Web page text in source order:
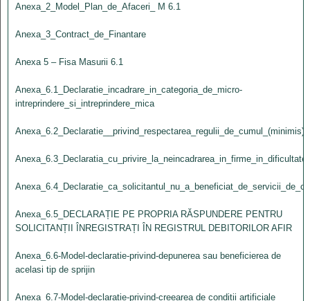
Anexa_2_Model_Plan_de_Afaceri_ M 6.1
Anexa_3_Contract_de_Finantare
Anexa 5 – Fisa Masurii 6.1
Anexa_6.1_Declaratie_incadrare_in_categoria_de_micro-
intreprindere_si_intreprindere_mica
Anexa_6.2_Declaratie__privind_respectarea_regulii_de_cumul_(minimis)_
Anexa_6.3_Declaratia_cu_privire_la_neincadrarea_in_firme_in_dificultate
Anexa_6.5_DECLARAȚIE PE PROPRIA RĂSPUNDERE PENTRU
SOLICITANȚII ÎNREGISTRAȚI ÎN REGISTRUL DEBITORILOR AFIR
Anexa_6.6-Model-declaratie-privind-depunerea sau beneficierea de
acelasi tip de sprijin
Anexa_6.7-Model-declaratie-privind-creearea de conditii artificiale